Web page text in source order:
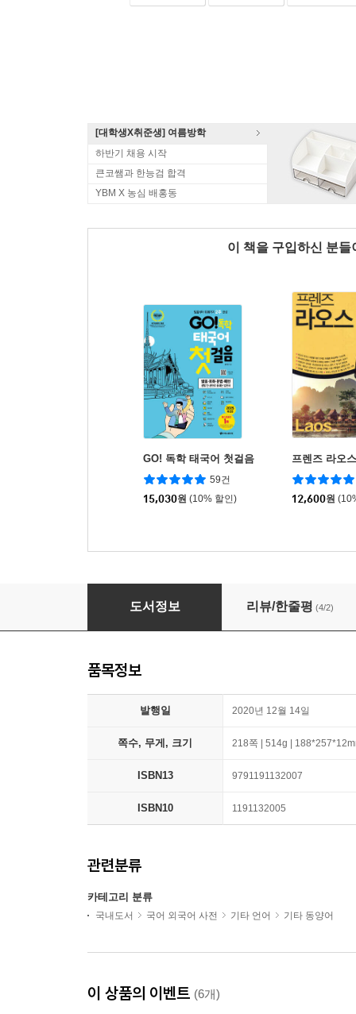
[대학생X취준생] 여름방학
하반기 채용 시작
큰코쌤과 한능검 합격
YBM X 농심 배홍동
이 책을 구입하신 분
GO! 독학 태국어 첫걸음
59건
15,030원 (10% 할인)
프렌즈 라오스
12,600원
The 바른 라오스어 첫걸음
도서정보 리뷰/한줄평 (4/2)
품목정보
발행일 2020년 12월 14일
쪽수, 무게, 크기 218쪽 | 514g |
ISBN13 9791191132007
ISBN10 1191132005
관련분류
카테고리 분류
국내도서 국어 외국어 사전 기타 언어 기타 동양어
이 상품의 이벤트 (6개)